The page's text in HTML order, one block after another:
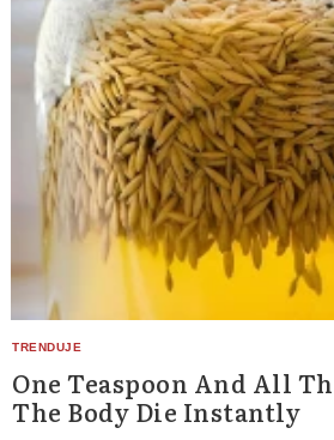
One Teaspoon And All
The Body Die Instantly